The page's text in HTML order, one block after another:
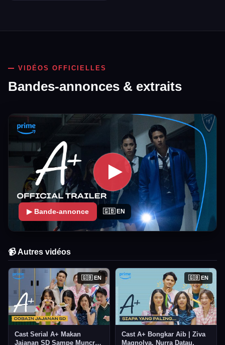
VIDÉOS OFFICIELLES
Bandes-annonces & extraits
▶ Bande-annonce 🇬🇧 EN
📹 Autres vidéos
🇬🇧 EN
Cast Serial A+ Makan
Jajanan SD Sampe Muncrat
🇬🇧 EN
Cast A+ Bongkar Aib | Ziva
Magnolya, Nurra Datau,